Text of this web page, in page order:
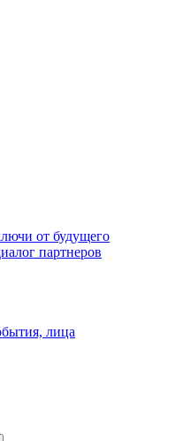
от будущего
партнеров
лица